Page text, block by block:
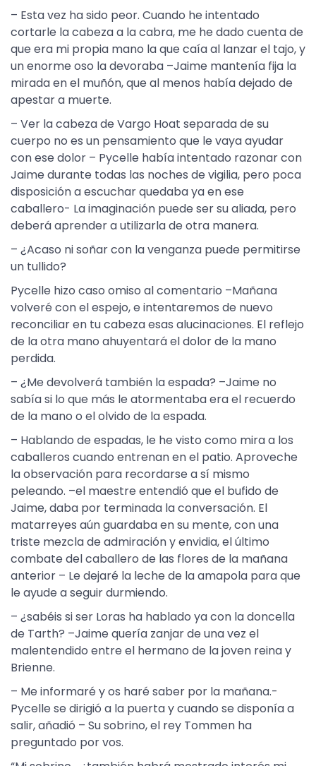
– Esta vez ha sido peor. Cuando he intentado
cortarle la cabeza a la cabra, me he dado cuenta de
que era mi propia mano la que caía al lanzar el tajo, y
un enorme oso la devoraba –Jaime mantenía fija la
mirada en el muñón, que al menos había dejado de
apestar a muerte.
– Ver la cabeza de Vargo Hoat separada de su
cuerpo no es un pensamiento que le vaya ayudar
con ese dolor – Pycelle había intentado razonar con
Jaime durante todas las noches de vigilia, pero poca
disposición a escuchar quedaba ya en ese
caballero- La imaginación puede ser su aliada, pero
deberá aprender a utilizarla de otra manera.
– ¿Acaso ni soñar con la venganza puede permitirse
un tullido?
Pycelle hizo caso omiso al comentario –Mañana
volveré con el espejo, e intentaremos de nuevo
reconciliar en tu cabeza esas alucinaciones. El reflejo
de la otra mano ahuyentará el dolor de la mano
perdida.
– ¿Me devolverá también la espada? –Jaime no
sabía si lo que más le atormentaba era el recuerdo
de la mano o el olvido de la espada.
– Hablando de espadas, le he visto como mira a los
caballeros cuando entrenan en el patio. Aproveche
la observación para recordarse a sí mismo
peleando. –el maestre entendió que el bufido de
Jaime, daba por terminada la conversación. El
matarreyes aún guardaba en su mente, con una
triste mezcla de admiración y envidia, el último
combate del caballero de las flores de la mañana
anterior – Le dejaré la leche de la amapola para que
le ayude a seguir durmiendo.
– ¿sabéis si ser Loras ha hablado ya con la doncella
de Tarth? –Jaime quería zanjar de una vez el
malentendido entre el hermano de la joven reina y
Brienne.
– Me informaré y os haré saber por la mañana.-
Pycelle se dirigió a la puerta y cuando se disponía a
salir, añadió – Su sobrino, el rey Tommen ha
preguntado por vos.